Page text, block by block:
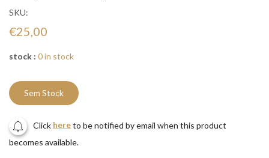
SKU:
€25,00
stock : 0 in stock
Sem Stock
Click hereto be notified by email when this product
becomes available.